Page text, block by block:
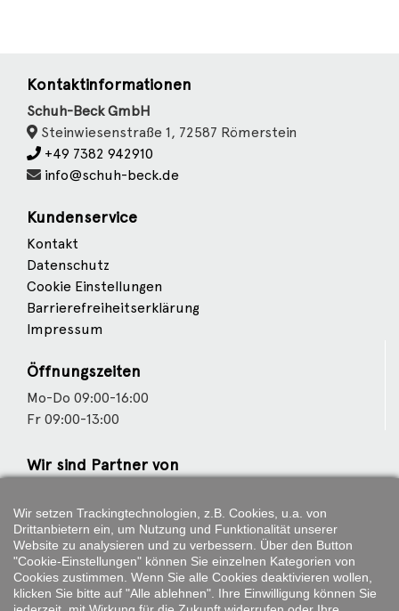
Kontaktinformationen
Schuh-Beck GmbH
Steinwiesenstraße 1, 72587 Römerstein
+49 7382 942910
info@schuh-beck.de
Kundenservice
Kontakt
Datenschutz
Cookie Einstellungen
Barrierefreiheitserklärung
Impressum
Öffnungszeiten
Mo-Do 09:00-16:00
Fr 09:00-13:00
Wir sind Partner von
Weitere Partner
Wir setzen Trackingtechnologien, z.B. Cookies, u.a. von
Drittanbietern ein, um Nutzung und Funktionalität unserer
Website zu analysieren und zu verbessern. Über den Button
"Cookie-Einstellungen" können Sie einzelnen Kategorien von
Cookies zustimmen. Wenn Sie alle Cookies deaktivieren wollen,
klicken Sie bitte auf "Alle ablehnen". Ihre Einwilligung können Sie